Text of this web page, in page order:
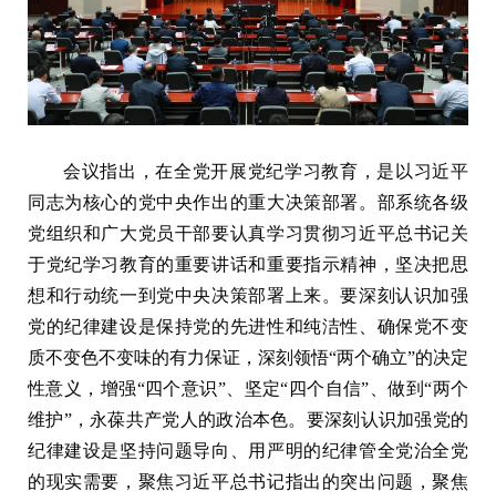
会议指出，在全党开展党纪学习教育，是以习近平
同志为核心的党中央作出的重大决策部署。部系统各级
党组织和广大党员干部要认真学习贯彻习近平总书记关
于党纪学习教育的重要讲话和重要指示精神，坚决把思
想和行动统一到党中央决策部署上来。要深刻认识加强
党的纪律建设是保持党的先进性和纯洁性、确保党不变
质不变色不变味的有力保证，深刻领悟“两个确立”的决定
性意义，增强“四个意识”、坚定“四个自信”、做到“两个
维护”，永葆共产党人的政治本色。要深刻认识加强党的
纪律建设是坚持问题导向、用严明的纪律管全党治全党
的现实需要，聚焦习近平总书记指出的突出问题，聚焦